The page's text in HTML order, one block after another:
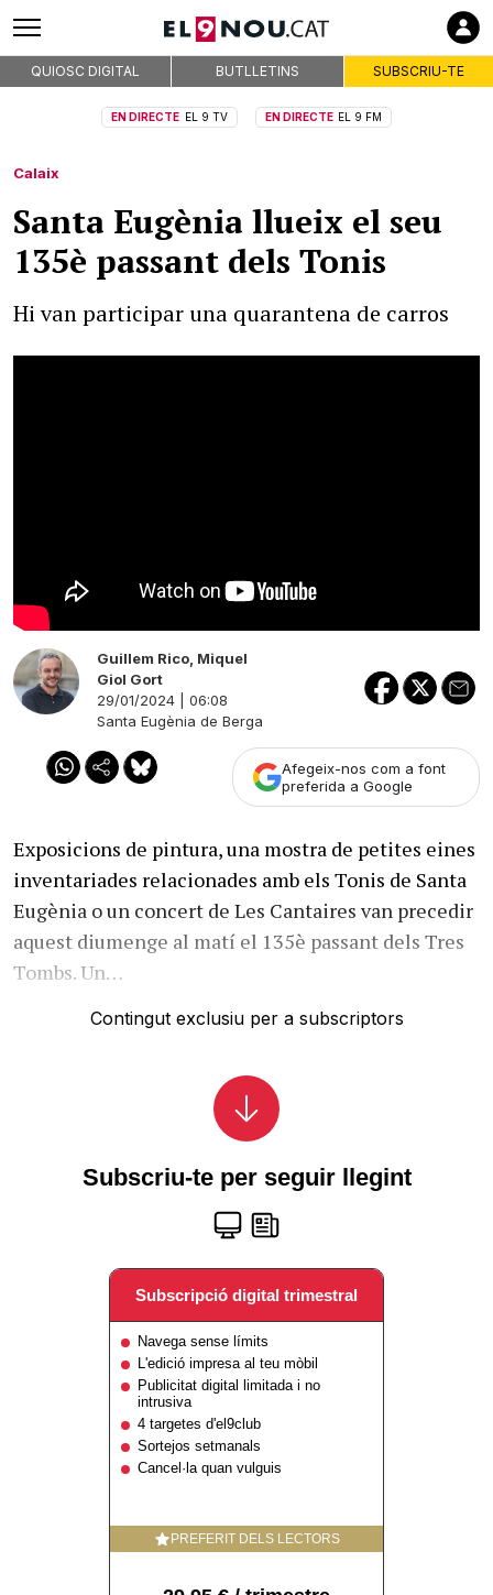
QUIOSC DIGITAL BUTLLETINS SUBSCRIU-TE
EN DIRECTE EL 9 TV EN DIRECTE EL 9 FM
Calaix
Santa Eugènia llueix el seu
135è passant dels Tonis
Hi van participar una quarantena de carros
Guillem Rico Miquel
Giol Gort
29/01/2024 | 06:08
Santa Eugènia de Berga
Afegeix-nos com a font
preferida a Google
Exposicions de pintura, una mostra de petites eines
inventariades relacionades amb els Tonis de Santa
Eugènia o un concert de Les Cantaires van precedir
aquest diumenge al matí el 135è passant dels Tres
Tombs. Un…
Contingut exclusiu per a subscriptors